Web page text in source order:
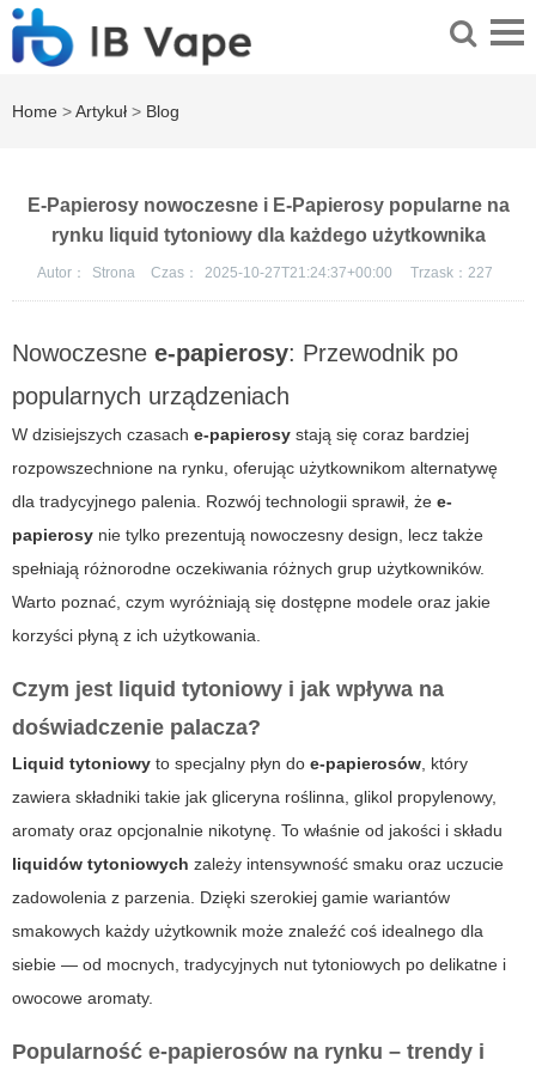
Home >Artykuł > Blog
E-Papierosy nowoczesne i E-Papierosy popularne na
rynku liquid tytoniowy dla każdego użytkownika
Autor： Strona Czas： 2025-10-27T21:24:37+00:00 Trzask： 227
Nowoczesne e-papierosy: Przewodnik po
popularnych urządzeniach
W dzisiejszych czasach e-papierosy stają się coraz bardziej
rozpowszechnione na rynku, oferując użytkownikom alternatywę
dla tradycyjnego palenia. Rozwój technologii sprawił, że e-
papierosy nie tylko prezentują nowoczesny design, lecz także
spełniają różnorodne oczekiwania różnych grup użytkowników.
Warto poznać, czym wyróżniają się dostępne modele oraz jakie
korzyści płyną z ich użytkowania.
Czym jest liquid tytoniowy i jak wpływa na
doświadczenie palacza?
Liquid tytoniowy to specjalny płyn do e-papierosów, który
zawiera składniki takie jak gliceryna roślinna, glikol propylenowy,
aromaty oraz opcjonalnie nikotynę. To właśnie od jakości i składu
liquidów tytoniowych zależy intensywność smaku oraz uczucie
zadowolenia z parzenia. Dzięki szerokiej gamie wariantów
smakowych każdy użytkownik może znaleźć coś idealnego dla
siebie — od mocnych, tradycyjnych nut tytoniowych po delikatne i
owocowe aromaty.
Popularność e-papierosów na rynku – trendy i